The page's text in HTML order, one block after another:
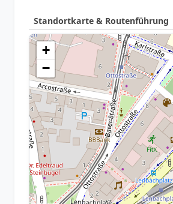
Standortkarte & Routenführung
+
−